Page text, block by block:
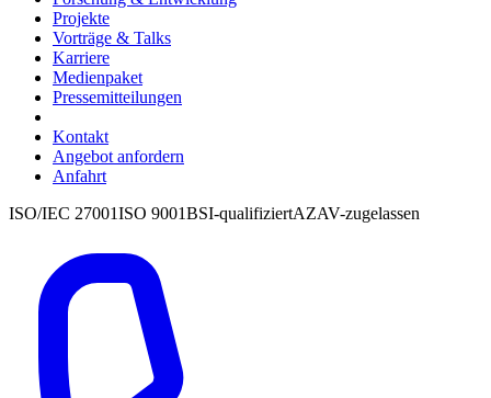
Projekte
Vorträge & Talks
Karriere
Medienpaket
Pressemitteilungen
Kontakt
Angebot anfordern
Anfahrt
ISO/IEC 27001ISO 9001BSI-qualifiziertAZAV-zugelassen